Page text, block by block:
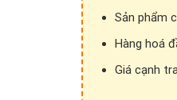
Sản phẩm
Hàng hoá
Giá cạnh